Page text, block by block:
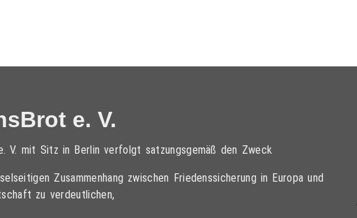
e. V.
V. mit Sitz in Berlin verfolgt satzungsgemäß den Zweck
Zusammenhang zwischen Friedenssicherung in Europa und
zu verdeutlichen,